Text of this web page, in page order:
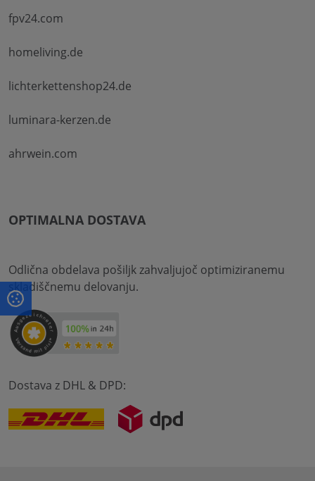
fpv24.com
homeliving.de
lichterkettenshop24.de
luminara-kerzen.de
ahrwein.com
OPTIMALNA DOSTAVA
Odlična obdelava pošiljk zahvaljujoč optimiziranemu
skladiščnemu delovanju.
Dostava z DHL & DPD: